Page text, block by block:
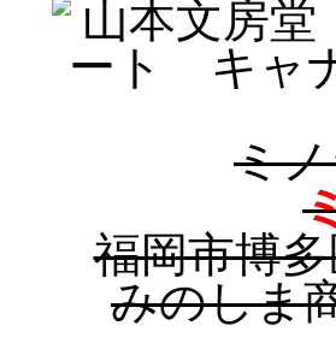
ミ
福岡市博
みのしま